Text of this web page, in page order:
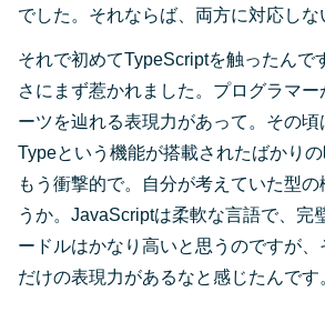
でした。それならば、両方に対応しな
それで初めてTypeScriptを触ったんで
さにまず惹かれました。プログラマ
ーツを辿れる表現力があって。その頃
Typeという機能が搭載されたばかり
もう衝撃的で。自分が考えていた型
うか。JavaScriptは柔軟な言語で、完
ードルはかなり高いと思うのですが
だけの表現力があるなと感じたんです